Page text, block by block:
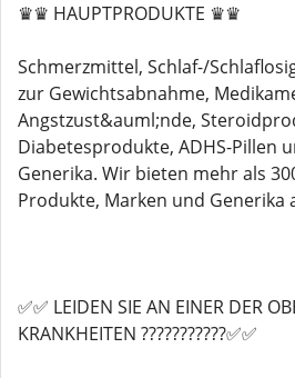
♛♛ HAUPTPRODUKTE ♛♛
Schmerzmittel, Schlaf-/
zur Gewichtsabnahme,
Angstzust&auml;nde,
Diabetesprodukte, ADHS-Pillen
Generika. Wir bieten mehr als
Produkte, Marken und Generika
✅✅ LEIDEN SIE AN EINER DER
KRANKHEITEN ???????????✅✅